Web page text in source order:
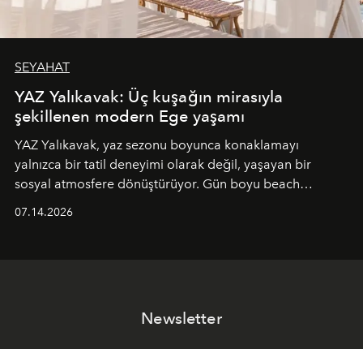
SEYAHAT
YAZ Yalıkavak: Üç kuşağın mirasıyla
şekillenen modern Ege yaşamı
YAZ Yalıkavak, yaz sezonu boyunca konaklamayı
yalnızca bir tatil deneyimi olarak değil, yaşayan bir
sosyal atmosfere dönüştürüyor. Gün boyu beach
geceye taşıyarak her hafta farklı bir deneyim sunuyor.
07.14.2026
Newsletter